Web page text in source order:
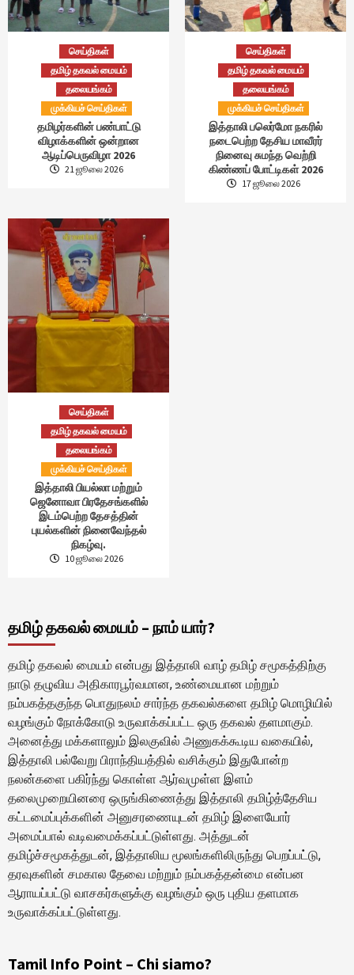
செய்திகள்
தமிழ் தகவல் மையம்
தலையங்கம்
முக்கியச் செய்திகள்
தமிழர்களின் பண்பாட்டு
விழாக்களின் ஒன்றான
ஆடிப்பெருவிழா 2026
21 ஜூலை 2026
செய்திகள்
தமிழ் தகவல் மையம்
தலையங்கம்
முக்கியச் செய்திகள்
இத்தாலி பலெர்மோ நகரில்
நடைபெற்ற தேசிய மாவீரர்
நினைவு சுமந்த வெற்றி
கிண்ணப் போட்டிகள் 2026
17 ஜூலை 2026
செய்திகள்
தமிழ் தகவல் மையம்
தலையங்கம்
முக்கியச் செய்திகள்
இத்தாலி பியல்லா மற்றும்
ஜெனோவா பிரதேசங்களில்
இடம்பெற்ற தேசத்தின்
புயல்களின் நினைவேந்தல்
நிகழ்வு.
10 ஜூலை 2026
தமிழ் தகவல் மையம் – நாம் யார்?
தமிழ் தகவல் மையம் என்பது இத்தாலி வாழ் தமிழ் சமூகத்திற்கு
நாடு தழுவிய அதிகாரபூர்வமான, உண்மையான மற்றும்
நம்பகத்தகுந்த பொதுநலம் சார்ந்த தகவல்களை தமிழ் மொழியில்
வழங்கும் நோக்கோடு உருவாக்கப்பட்ட ஒரு தகவல் தளமாகும்.
அனைத்து மக்களாலும் இலகுவில் அணுகக்கூடிய வகையில்,
இத்தாலி பல்வேறு பிராந்தியத்தில் வசிக்கும் இதுபோன்ற
நலன்களை பகிர்ந்து கொள்ள ஆர்வமுள்ள இளம்
தலைமுறையினரை ஒருங்கிணைத்து இத்தாலி தமிழ்த்தேசிய
கட்டமைப்புக்களின் அனுசரணையுடன் தமிழ் இளையோர்
அமைப்பால் வடிவமைக்கப்பட்டுள்ளது. அத்துடன்
தமிழ்ச்சமூகத்துடன், இத்தாலிய மூலங்களிலிருந்து பெறப்பட்டு,
தரவுகளின் சமகால தேவை மற்றும் நம்பகத்தன்மை என்பன
ஆராயப்பட்டு வாசகர்களுக்கு வழங்கும் ஒரு புதிய தளமாக
உருவாக்கப்பட்டுள்ளது.
Tamil Info Point – Chi siamo?